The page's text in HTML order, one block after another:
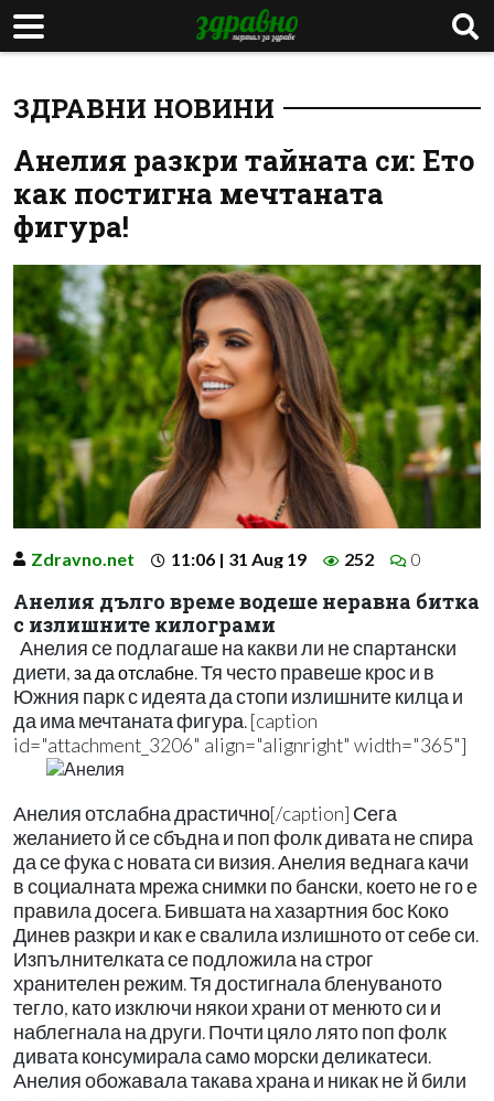
ЗДРАВНИ НОВИНИ
Анелия разкри тайната си: Ето
как постигна мечтаната
фигура!
Zdravno.net 11:06 | 31 Aug 19 252 0
Анелия дълго време водеше неравна битка
с излишните килограми
Анелия се подлагаше на какви ли не спартански
диети, за да отслабне. Тя често правеше крос и в
Южния парк с идеята да стопи излишните килца и
да има мечтаната фигура. [caption
id="attachment_3206" align="alignright" width="365"]
Анелия отслабна драстично[/caption] Сега
желанието й се сбъдна и поп фолк дивата не спира
да се фука с новата си визия. Анелия веднага качи
в социалната мрежа снимки по бански, което не го е
правила досега. Бившата на хазартния бос Коко
Динев разкри и как е свалила излишното от себе си.
Изпълнителката се подложила на строг
хранителен режим. Тя достигнала бленуваното
тегло, като изключи някои храни от менюто си и
наблегнала на други. Почти цяло лято поп фолк
дивата консумирала само морски деликатеси.
Анелия обожавала такава храна и никак не й били